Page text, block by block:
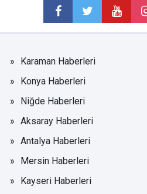
Karaman Haberleri
Konya Haberleri
Niğde Haberleri
Aksaray Haberleri
Antalya Haberleri
Mersin Haberleri
Kayseri Haberleri